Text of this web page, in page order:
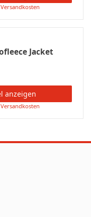
Versandkosten
Jacket
anzeigen
Versandkosten